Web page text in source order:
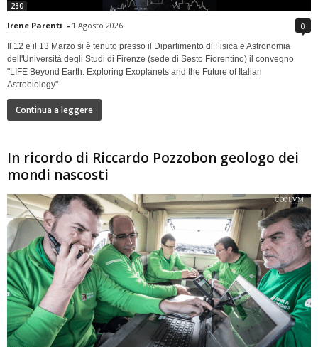
280
Irene Parenti - 1 Agosto 2026 0
Il 12 e il 13 Marzo si è tenuto presso il Dipartimento di Fisica e Astronomia
dell'Università degli Studi di Firenze (sede di Sesto Fiorentino) il convegno
"LIFE Beyond Earth. Exploring Exoplanets and the Future of Italian
Astrobiology"
Continua a leggere
In ricordo di Riccardo Pozzobon geologo dei
mondi nascosti